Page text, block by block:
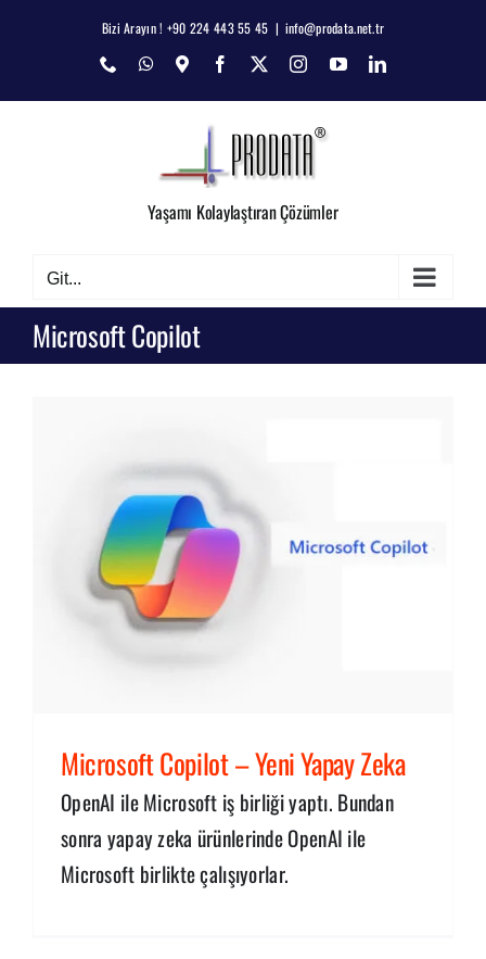
Bizi Arayın ! +90 224 443 55 45 | info@prodata.net.tr
Phone WhatsApp
Map Facebook Instagram
YouTubeLinkedIn
Yaşamı Kolaylaştıran Çözümler
Git...
Microsoft Copilot
Microsoft Copilot – Yeni Yapay Zeka
OpenAI ile Microsoft iş birliği yaptı. Bundan
sonra yapay zeka ürünlerinde OpenAI ile
Microsoft birlikte çalışıyorlar.